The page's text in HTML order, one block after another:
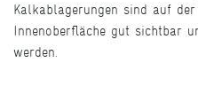
Kalkablagerungen sind auf
Innenoberfläche gut sichtbar
werden.